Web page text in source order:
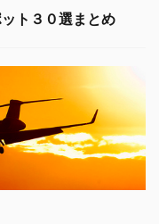
ト３０選まとめ